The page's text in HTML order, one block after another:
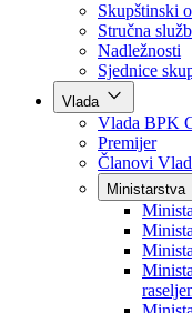
Poslanici po
Poslanici po
Kolegij
Skupštinski
Stručna
Nadležnosti
Sjednice
Vlada
Vlada BPK
Premijer
Članovi
Ministarstva